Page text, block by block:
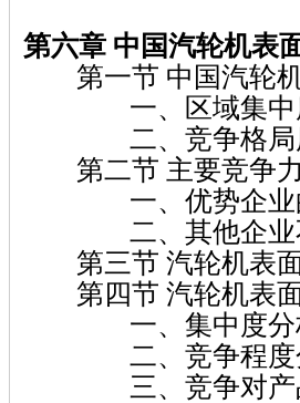
第六章 中国汽轮机表
第一节 中国汽轮机
一、区域集中
二、竞争格局
第二节 主要竞争
一、优势企业
二、其他企业
第三节 汽轮机表面
第四节 汽轮机表面
一、集中度分
二、竞争程度
三、竞争对产品